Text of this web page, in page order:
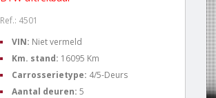
Ref.: 4501
VIN: Niet vermeld
Km. stand: 16095 Km
Carrosserietype: 4/5-Deurs
Aantal deuren: 5